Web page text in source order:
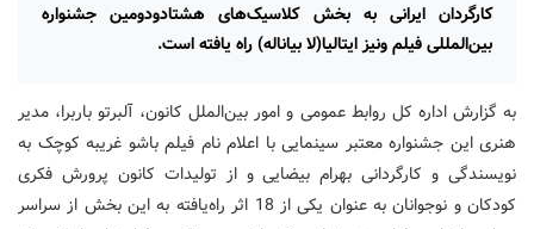
کارگردان ایرانی به بخش کلاسیک‌های هشتادودومین جشنواره
بین‌المللی فیلم ونیز ‌ایتالیا(لا بیاناله) راه یافته است.
به گزارش اداره کل روابط عمومی و امور بین‌الملل کانون، آلبرتو باربرا، مدیر
هنری این جشنواره معتبر سینمایی با اعلام نام فیلم باشو غریبه کوچک به
نویسندگی و کارگردانی بهرام بیضایی و از تولیدات کانون پرورش فکری
کودکان و نوجوانان به عنوان یکی از 18 اثر راه‌یافته به این بخش از سراسر